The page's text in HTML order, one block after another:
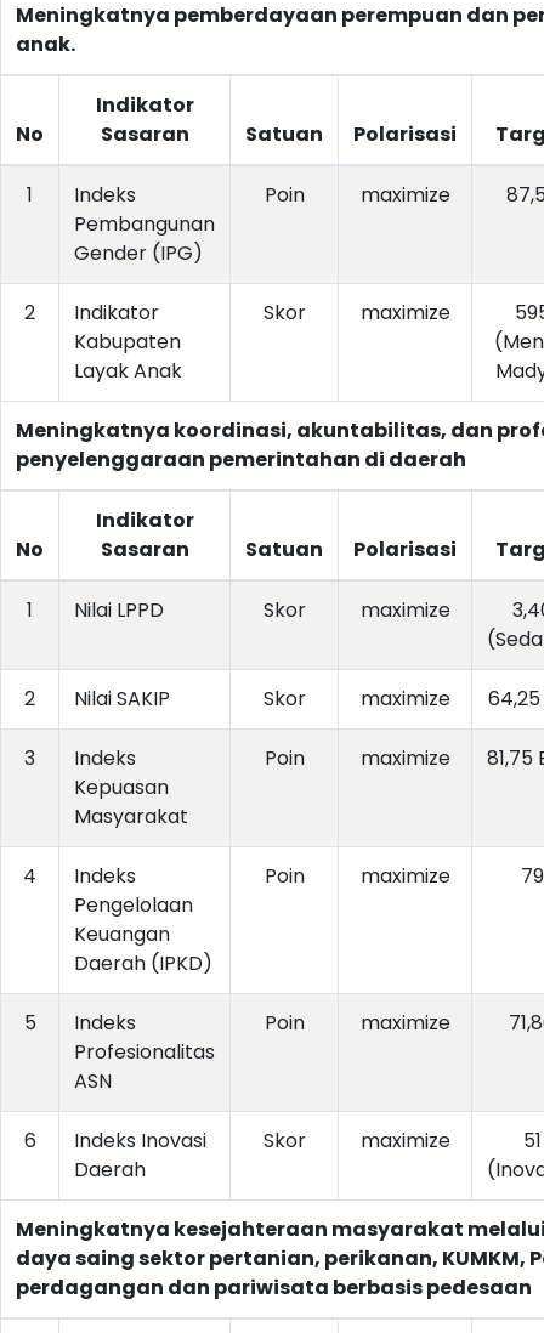
Meningkatnya pemberdayaan perempuan dan
anak.
No
Indikator
Sasaran
Satuan Polarisasi
1
Indeks
Pembangunan
Gender (IPG)
Poin maximize
2
Indikator
Kabupaten
Layak Anak
Skor maximize
Meningkatnya koordinasi, akuntabilitas, dan
penyelenggaraan pemerintahan di daerah
No
Indikator
Sasaran
Satuan Polarisasi
1 Nilai LPPD Skor maximize
2 Nilai SAKIP Skor maximize
3
Indeks
Kepuasan
Masyarakat
Poin maximize 81,75
4
Indeks
Pengelolaan
Keuangan
Daerah (IPKD)
Poin maximize 79
5
Indeks
Profesionalitas
ASN
Poin maximize
6
Indeks Inovasi
Daerah
Skor maximize
51
Meningkatnya kesejahteraan masyarakat
daya saing sektor pertanian, perikanan, KUMKM,
perdagangan dan pariwisata berbasis pedesaan